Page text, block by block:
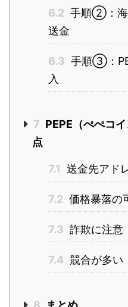
6.2 手順②：海
送金
6.3 手順③：
入
7 PEPE（ぺぺコ
点
7.1 送金先アド
7.2 価格暴落の
7.3 詐欺に注意
7.4 競合が多い